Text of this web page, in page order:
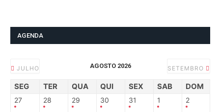
AGENDA
JULHO AGOSTO 2026 SETEMBRO
SEG TER QUA QUI SEX SAB DOM
27 28 29 30 31 1 2